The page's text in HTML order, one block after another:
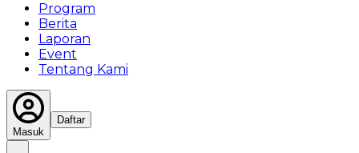
Program
Berita
Laporan
Event
Tentang Kami
Masuk
Daftar